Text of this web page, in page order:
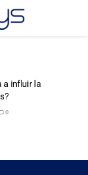
a influir la
0